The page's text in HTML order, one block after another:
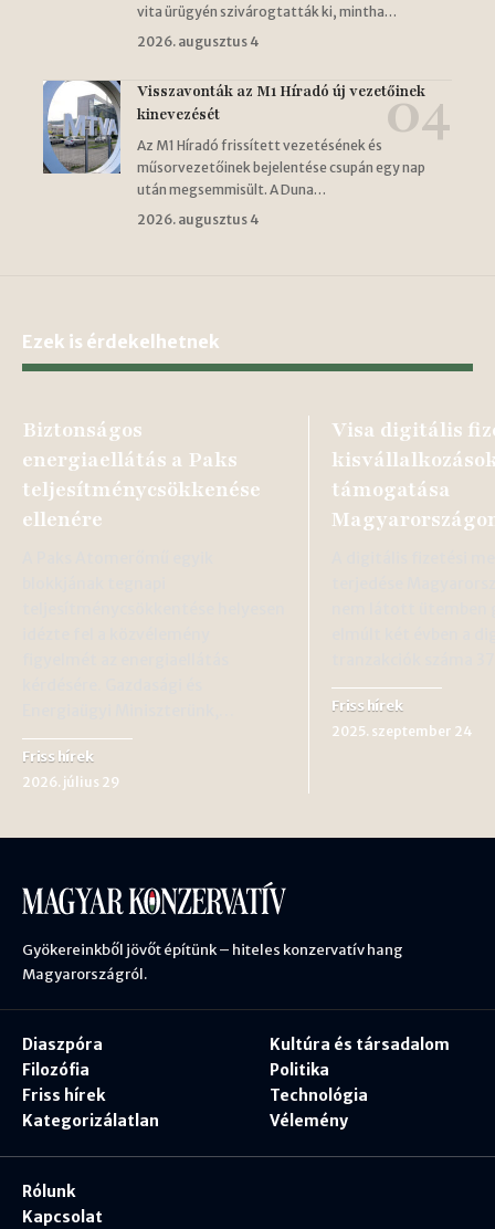
vita ürügyén szivárogtatták ki, mintha…
2026. augusztus 4
Visszavonták az M1 Híradó új vezetőinek
kinevezését
Az M1 Híradó frissített vezetésének és
műsorvezetőinek bejelentése csupán egy nap
után megsemmisült. A Duna…
2026. augusztus 4
Ezek is érdekelhetnek
Biztonságos
energiaellátás a Paks
teljesítménycsökkenése
ellenére
Friss hírek
2026. július 29
Visa digitális
támogatása
Friss hírek
2025. szeptember 24
Gyökereinkből jövőt építünk – hiteles konzervatív hang
Magyarországról.
Diaszpóra
Filozófia
Friss hírek
Kategorizálatlan
Kultúra és társadalom
Politika
Technológia
Vélemény
Rólunk
Kapcsolat